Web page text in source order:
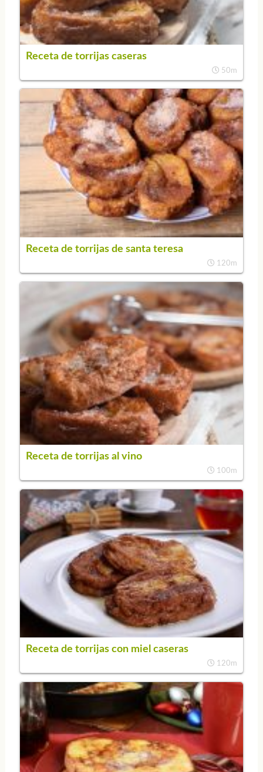
Receta de torrijas caseras
50m
Receta de torrijas de santa teresa
120m
Receta de torrijas al vino
100m
Receta de torrijas con miel caseras
120m